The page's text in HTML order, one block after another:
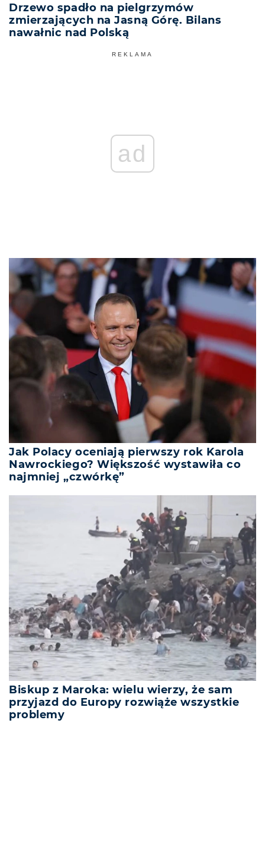
Drzewo spadło na pielgrzymów
zmierzających na Jasną Górę. Bilans
nawałnic nad Polską
REKLAMA
ad
Jak Polacy oceniają pierwszy rok Karola
Nawrockiego? Większość wystawiła co
najmniej „czwórkę”
Biskup z Maroka: wielu wierzy, że sam
przyjazd do Europy rozwiąże wszystkie
problemy